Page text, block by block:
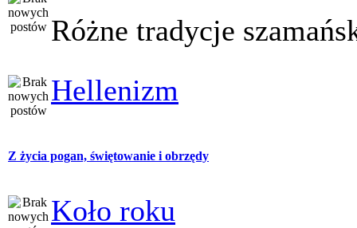
Różne tradycje
Hellenizm
Z życia pogan, świętowanie i obrzędy
Koło roku